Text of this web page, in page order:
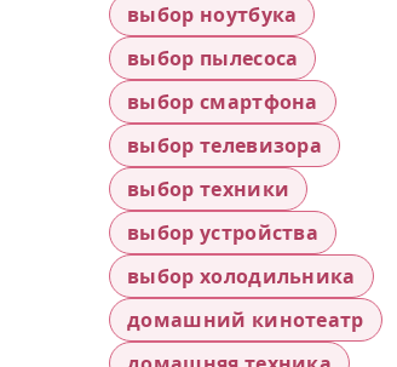
выбор ноутбука
выбор пылесоса
выбор смартфона
выбор телевизора
выбор техники
выбор устройства
выбор холодильника
домашний кинотеатр